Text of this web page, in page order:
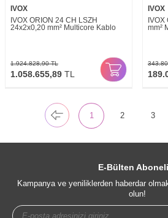
IVOX
IVOX ORION 24 CH LSZH
24x2x0,20 mm² Multicore Kablo
1.924.828,90TL
1.058.655,89 TL
IVOX
mm²
1 2 3
E-Bülten
Kampanya ve yeniliklerden haberdar
olun!